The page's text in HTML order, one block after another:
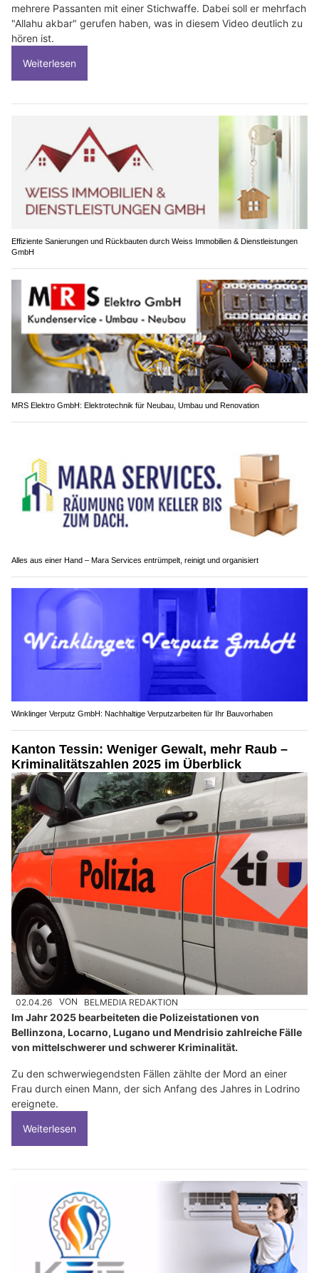
mehrere Passanten mit einer Stichwaffe. Dabei soll er mehrfach
"Allahu akbar" gerufen haben, was in diesem Video deutlich zu
hören ist.
Weiterlesen
Effiziente Sanierungen und Rückbauten durch Weiss Immobilien & Dienstleistungen
GmbH
MRS Elektro GmbH: Elektrotechnik für Neubau, Umbau und Renovation
Alles aus einer Hand – Mara Services entrümpelt, reinigt und organisiert
Winklinger Verputz GmbH: Nachhaltige Verputzarbeiten für Ihr Bauvorhaben
Kanton Tessin: Weniger Gewalt, mehr Raub –
Kriminalitätszahlen 2025 im Überblick
02.04.26 VON BELMEDIA REDAKTION
Im Jahr 2025 bearbeiteten die Polizeistationen von
Bellinzona, Locarno, Lugano und Mendrisio zahlreiche Fälle
von mittelschwerer und schwerer Kriminalität.
Zu den schwerwiegendsten Fällen zählte der Mord an einer
Frau durch einen Mann, der sich Anfang des Jahres in Lodrino
ereignete.
Weiterlesen